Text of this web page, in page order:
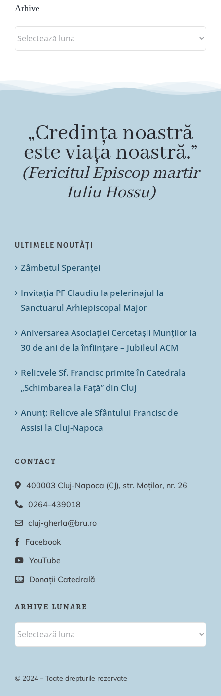
Arhive
Arhive
„Credința noastră
este viața noastră.”
(Fericitul Episcop martir
Iuliu Hossu)
ULTIMELE NOUTĂȚI
Zâmbetul Speranței
Invitația PF Claudiu la pelerinajul la
Sanctuarul Arhiepiscopal Major
Aniversarea Asociației Cercetașii Munților la
30 de ani de la înființare – Jubileul ACM
Relicvele Sf. Francisc primite în Catedrala
„Schimbarea la Față” din Cluj
Anunț: Relicve ale Sfântului Francisc de
Assisi la Cluj-Napoca
CONTACT
400003 Cluj-Napoca (CJ), str. Moților, nr. 26
0264-439018
cluj-gherla@bru.ro
Facebook
YouTube
Donații Catedrală
ARHIVE LUNARE
© 2024 – Toate drepturile rezervate